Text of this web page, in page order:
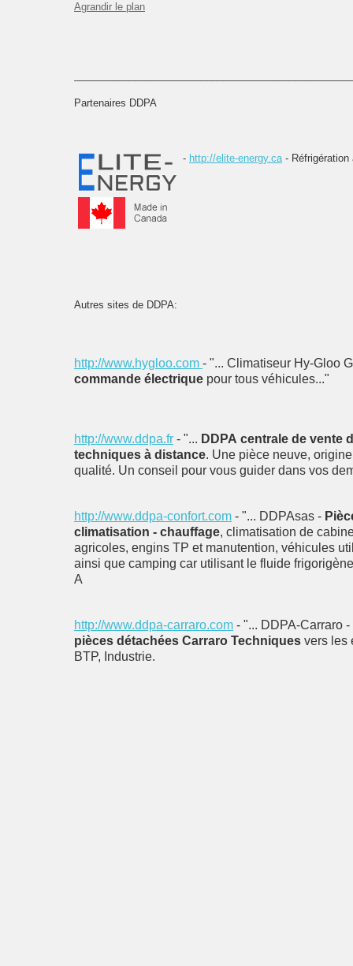
Agrandir le plan
Partenaires DDPA
- http://elite-energy.ca- Réfrigération
Autres sites de DDPA:
http://www.hygloo.com - "... Climatiseur Hy-Gloo
commande électrique pour tous véhicules..."
http://www.ddpa.fr - "... DDPA centrale de vente
techniques à distance. Une pièce neuve,
qualité. Un conseil pour vous guider dans vos
http://www.ddpa-confort.com - "... DDPAsas -
climatisation - chauffage, climatisation de
agricoles, engins TP et manutention, véhicules
ainsi que camping car utilisant le fluide
A
http://www.ddpa-carraro.com - "... DDPA-Carraro
pièces détachées Carraro Techniques vers les
BTP, Industrie.